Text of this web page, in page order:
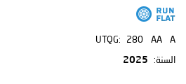
UTQG: 280 AA
A
السنة:
2025